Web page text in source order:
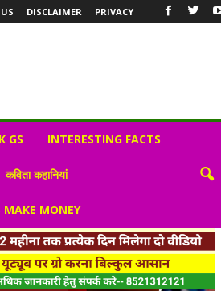
DISCLAIMER PRIVACY
GS INTERESTING FACTS
कविता कहानियां
MONEY